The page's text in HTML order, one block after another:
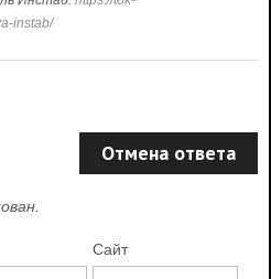
instab/
Отмена ответа
Сайт